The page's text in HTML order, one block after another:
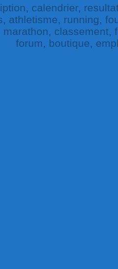
calendrier,
athletisme, running,
marathon, classement,
forum, boutique,